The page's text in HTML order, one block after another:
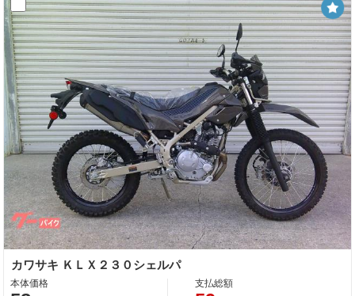
カワサキ ＫＬＸ２３０シェルパ
本体価格 支払総額